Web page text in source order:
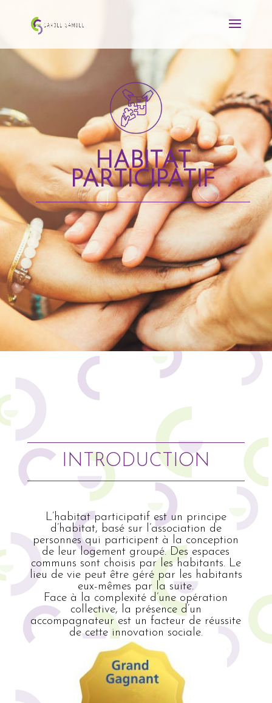
HABITAT
PARTICIPATIF
INTRODUCTION
L’habitat participatif est un principe
d’habitat, basé sur l’association de
personnes qui participent à la conception
de leur logement groupé. Des espaces
communs sont choisis par les habitants. Le
lieu de vie peut être géré par les habitants
eux-mêmes par la suite.
Face à la complexité d’une opération
collective, la présence d’un
accompagnateur est un facteur de réussite
de cette innovation sociale.